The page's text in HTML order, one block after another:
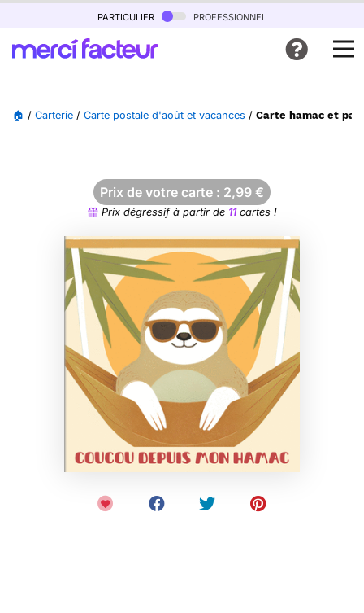
particulier professionnel
🏠 / Carterie / Carte postale d'août et vacances / Carte hamac et
Prix de votre carte : 2,99 €
Prix dégressif à partir de 11cartes !